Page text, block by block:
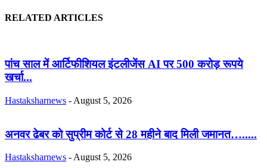
RELATED ARTICLES
पांच साल में आर्टिफीशियल इंटलीजेंस AI पर 500 करोड़ रूपये
खर्चा...
Hastaksharnews - August 5, 2026
अनवर ढेबर को सुप्रीम कोर्ट से 28 महीने बाद मिली जमानत….....
Hastaksharnews - August 5, 2026